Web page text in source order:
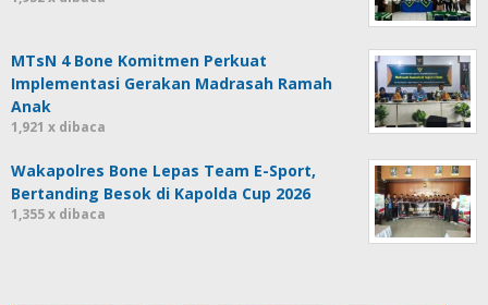
MTsN 4 Bone Komitmen Perkuat
Implementasi Gerakan Madrasah Ramah
Anak
1,921 x dibaca
Wakapolres Bone Lepas Team E-Sport,
Bertanding Besok di Kapolda Cup 2026
1,355 x dibaca